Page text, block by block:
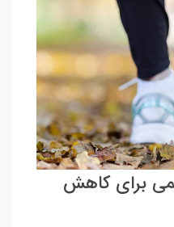
برای کاهش